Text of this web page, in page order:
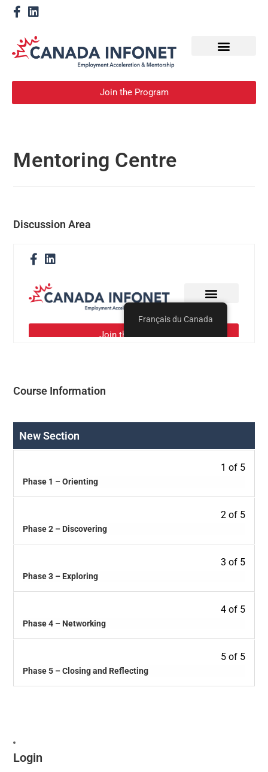
Join the Program
Mentoring Centre
Discussion Area
Course Information
New Section
1 of 5
Phase 1 – Orienting
2 of 5
Phase 2 – Discovering
3 of 5
Phase 3 – Exploring
4 of 5
Phase 4 – Networking
5 of 5
Phase 5 – Closing and Reflecting
Login